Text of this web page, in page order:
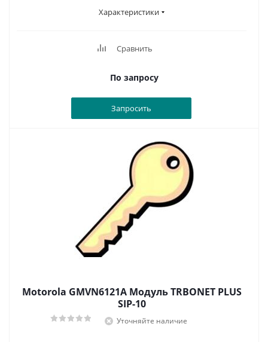
Характеристики
Сравнить
По запросу
Запросить
Motorola GMVN6121A Модуль TRBONET PLUS
SIP-10
Уточняйте наличие